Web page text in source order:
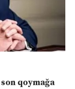
qoymağa